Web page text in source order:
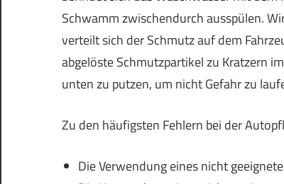
Schwamm zwischendurch ausspülen.
verteilt sich der Schmutz auf dem
abgelöste Schmutzpartikel zu Kratzern
unten zu putzen, um nicht Gefahr zu
Zu den häufigsten Fehlern bei der
Die Verwendung eines nicht